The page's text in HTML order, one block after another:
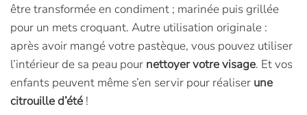
être transformée en condiment ; marinée puis grillée
pour un mets croquant. Autre utilisation originale :
après avoir mangé votre pastèque, vous pouvez utiliser
l’intérieur de sa peau pour nettoyer votre visage. Et vos
enfants peuvent même s’en servir pour réaliser une
citrouille d’été !